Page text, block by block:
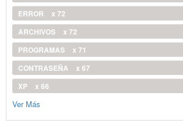
ERROR
x 72
ARCHIVOS
x 72
PROGRAMAS
x 71
CONTRASEÑA
x 67
XP
x 66
Ver Más